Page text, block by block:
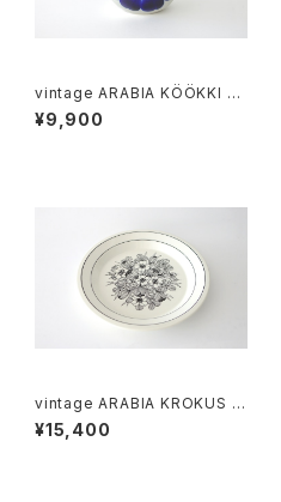
vintage ARABIA KÖÖKKI sa
lt＆pepper shaker cobalt /
ヴィンテージ アラビア ソルト＆
¥9,900
vintage ARABIA KROKUS Pl
ate 24cm / ヴィンテージ アラ
ビア クロッカス 24cmプレート
¥15,400